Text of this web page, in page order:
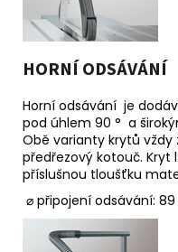
HORNÍ ODSÁVÁNÍ
Horní odsávání je
pod úhlem 90 ° a
Obě varianty krytů vždy
předřezový kotouč. Kryt
příslušnou tloušťku
⌀ připojení odsávání: